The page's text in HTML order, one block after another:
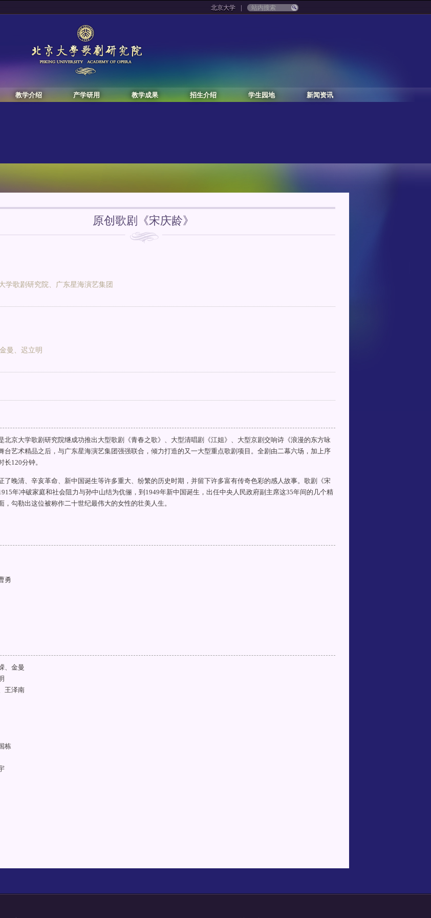
北京大学 |
教学介绍 产学研用 教学成果 招生介绍 学生园地 新闻资讯
原创歌剧《宋庆龄》
学歌剧研究院、广东星海演艺集团
曼、迟立明
北京大学歌剧研究院继成功推出大型歌剧《青春之歌》、大型清唱剧《江姐》、大型京剧交响诗《浪漫的东方咏
台艺术精品之后，与广东星海演艺集团强强联合，倾力打造的又一大型重点歌剧项目。全剧由二幕六场，加上序
长120分钟。
了晚清、辛亥革命、新中国诞生等许多重大、纷繁的历史时期，并留下许多富有传奇色彩的感人故事。歌剧《宋
年冲破家庭和社会阻力与孙中山结为伉俪，到1949年新中国诞生，出任中央人民政府副主席这35年间的几个精
，勾勒出这位被称作二十世纪最伟大的女性的壮美人生。
勇
、金曼
王泽南
栋